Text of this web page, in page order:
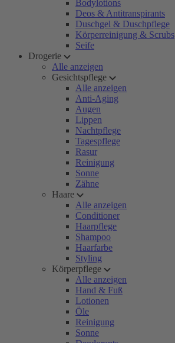
Bodylotions
Deos & Antitranspirants
Duschgel & Duschpflege
Körperreinigung & Scrubs
Seife
Drogerie
Alle anzeigen
Gesichtspflege
Alle anzeigen
Anti-Aging
Augen
Lippen
Nachtpflege
Tagespflege
Rasur
Reinigung
Sonne
Zähne
Haare
Alle anzeigen
Conditioner
Haarpflege
Shampoo
Haarfarbe
Styling
Körperpflege
Alle anzeigen
Hand & Fuß
Lotionen
Öle
Reinigung
Sonne